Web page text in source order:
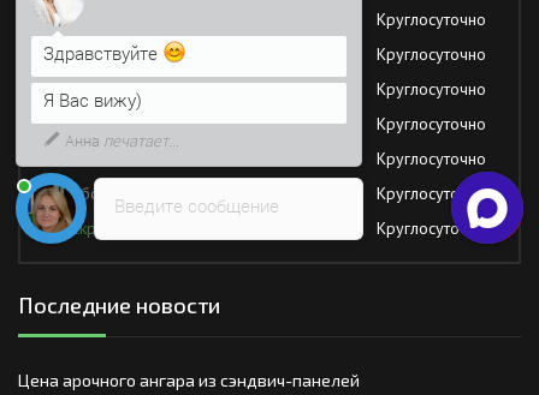
Понедельник
Круглосуточно
Вторник
Круглосуточно
Среда
Круглосуточно
Четверг
Круглосуточно
Круглосуточно
Суббота
Круглосуточно
Воскресение
Круглосуточно
Последние новости
Цена арочного ангара из сэндвич-панелей
Введите сообщение
Я Вас вижу)
Напишите сюда свой вопрос.
Возможно, его решение будет
быстрее